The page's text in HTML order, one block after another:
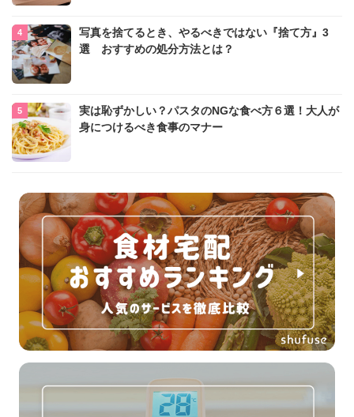
写真を捨てるとき、やるべきではない『捨て方』3
選 おすすめの処分方法とは？
実は恥ずかしい？パスタのNGな食べ方６選！大人が
身につけるべき食事のマナー